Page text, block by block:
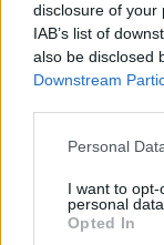
disclosure of your
IAB’s list of
also be disclosed
Downstream
Please note that
not limited to
grant or deny
use your data for
Personal
I want to
personal data.
Opted In
Michaelian,
Long Beach,
anni.
nelle
hanno reso la
calendario.